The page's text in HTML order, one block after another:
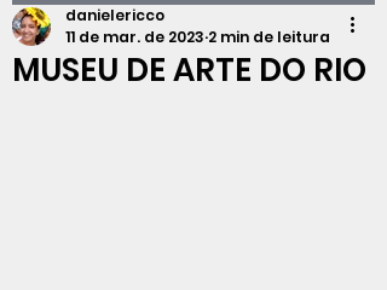
MUSEU DE ARTE DO RIO
danielericco
11 de mar. de 2023 2 min de leitura